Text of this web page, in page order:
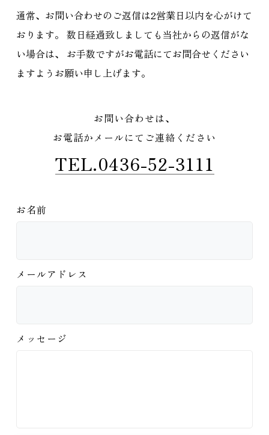
通常、お問い合わせのご返信は2営業日以内を心がけて
おります。 数日経過致しましても当社からの返信がな
い場合は、
お手数ですがお電話にてお問合せください
ますようお願い申し上げます。
お問い合わせは、
お電話かメールにてご連絡ください
TEL.0436-52-3111
お名前
メールアドレス
メッセージ